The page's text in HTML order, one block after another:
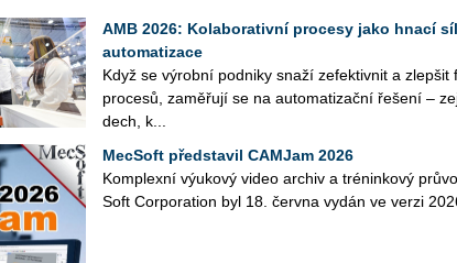
AMB 2026: Kolaborativní procesy jako hnací
automatizace
Když se vý­rob­ní pod­ni­ky snaží ze­fek­tiv­nit a zlep­šit
pro­ce­sů, za­mě­řu­jí se na au­to­ma­ti­zač­ní ře­še­ní –
dech, k...
MecSoft představil CAMJam 2026
Kom­plex­ní vý­u­ko­vý video ar­chiv a tré­nin­ko­vý
Soft Cor­po­rati­on byl 18. červ­na vydán ve verzi